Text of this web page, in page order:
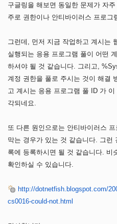
구글링을 해보면 동일한 문제가 자
주로 권한이나 안티바이러스 프로
그런데, 먼저 지금 작업하고 계시는
실행되는 응용 프로그램 풀이 어떤
하셔야 될 것 같습니다. 그리고,
계정 권한을 풀로 주시는 것이 해결
고 계시는 응용 프로그램 풀 ID 가
각되네요.
또 다른 원인으로는 안티바이러스
막는 경우가 있는 것 같습니다. 그런
록에 등록하시면 될 것 같습니다. 비
확인하실 수 있습니다.
http://dotnetfish.blogspot.com/
cs0016-could-not.html